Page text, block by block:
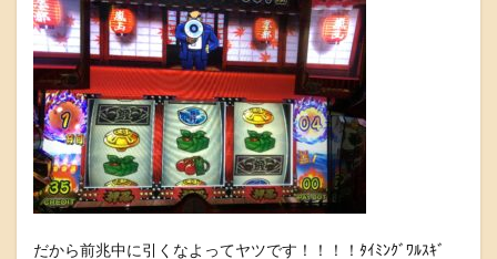
だから前兆中に引くなよってヤツです！！！！ﾀｲﾐﾝｸﾞﾜﾙｽｷﾞ